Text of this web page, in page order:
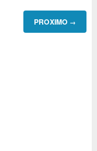
PROXIMO →